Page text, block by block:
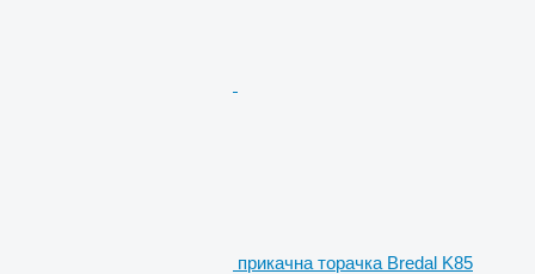
прикачна торачка Bredal K85